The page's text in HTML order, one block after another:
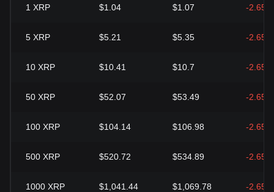
1 XRP $1.04 $1.07 -2.65%
5 XRP $5.21 $5.35 -2.65%
10 XRP $10.41 $10.7 -2.65%
50 XRP $52.07 $53.49 -2.65%
100 XRP $104.14 $106.98 -2.65%
500 XRP $520.72 $534.89 -2.65%
1000 XRP $1,041.44 $1,069.78 -2.65%